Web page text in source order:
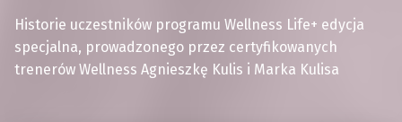
Historie uczestników programu Wellness Life+ edycja
specjalna, prowadzonego przez certyfikowanych
trenerów Wellness Agnieszkę Kulis i Marka Kulisa